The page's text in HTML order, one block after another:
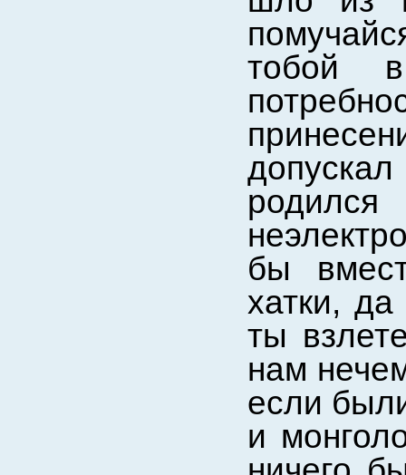
тобой
допускал
бы
хатки,
ты
нам
если
и